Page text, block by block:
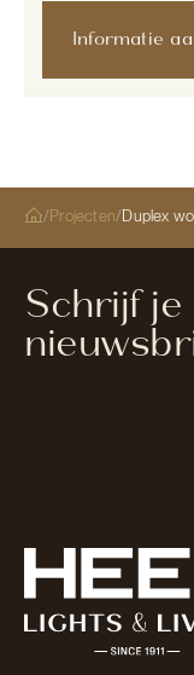
Informatie
/Projecten/Duplex
Schrijf